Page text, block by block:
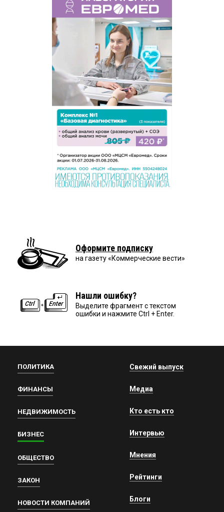
Оформите подписку
на газету «Коммерческие вести»
Нашли ошибку?
Выделите фрагмент с текстом
ошибки и нажмите Ctrl + Enter.
ПОЛИТИКА
ФИНАНСЫ
НЕДВИЖИМОСТЬ
БИЗНЕС
ОБЩЕСТВО
ЗАКОН
НОВОСТИ КОМПАНИЙ
Свежий выпуск
Медиа
Кто есть кто
Интервью
Мнения
Рейтинги
Блоги